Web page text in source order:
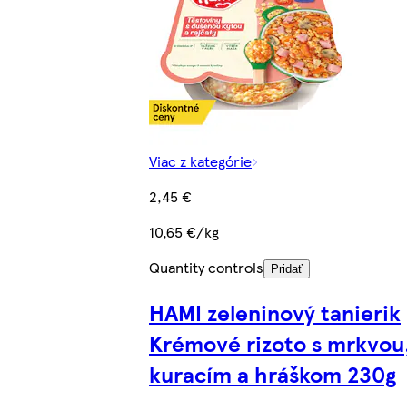
Viac z kategórie
2,45 €
10,65 €/kg
Quantity controls
Pridať
HAMI zeleninový tanierik
Krémové rizoto s
kuracím a hráškom 230g